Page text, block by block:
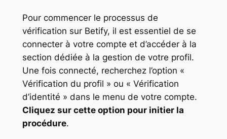
Pour commencer le processus de
vérification sur Betify, il est essentiel de se
connecter à votre compte et d’accéder à la
section dédiée à la gestion de votre profil.
Une fois connecté, recherchez l’option «
Vérification du profil » ou « Vérification
d’identité » dans le menu de votre compte.
Cliquez sur cette option pour initier la
procédure.